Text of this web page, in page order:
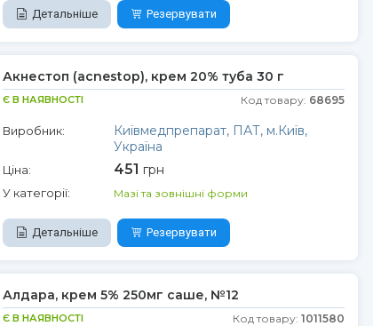
Детальніше Резервувати
Акнестоп (acnestop), крем 20% туба 30 г
Є В НАЯВНОСТІ Код товару: 68695
Виробник:
Київмедпрепарат, ПАТ, м.Київ,
Україна
Ціна: 451 грн
У категорії: Мазі та зовнішні форми
Детальніше Резервувати
Алдара, крем 5% 250мг саше, №12
Є В НАЯВНОСТІ Код товару: 1011580